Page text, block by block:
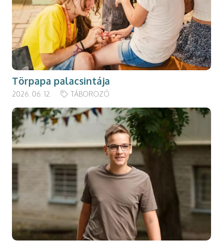
Törpapa palacsintája
2026. 06. 12. TÁBOROZÓ